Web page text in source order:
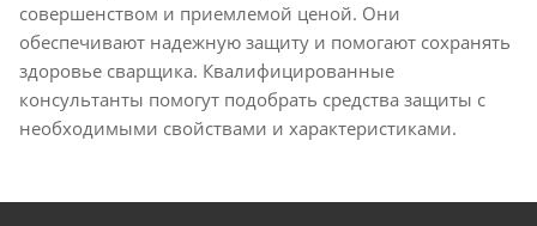
совершенством и приемлемой ценой. Они
обеспечивают надежную защиту и помогают сохранять
здоровье сварщика. Квалифицированные
консультанты помогут подобрать средства защиты с
необходимыми свойствами и характеристиками.